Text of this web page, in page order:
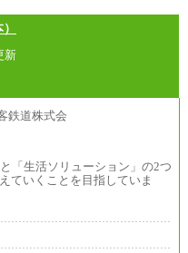
新
「生活ソリューション」の2つ
ていくことを目指していま